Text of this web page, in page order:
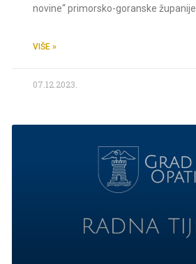
novine“ primorsko-goranske županije
VIŠE »
07.12.2023.